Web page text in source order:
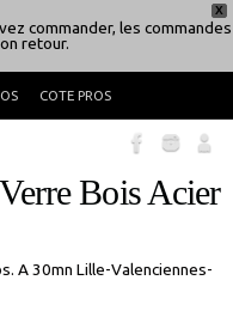
X
commander, les commandes
retour.
COTE PROS
Bois Acier
A 30mn Lille-Valenciennes-